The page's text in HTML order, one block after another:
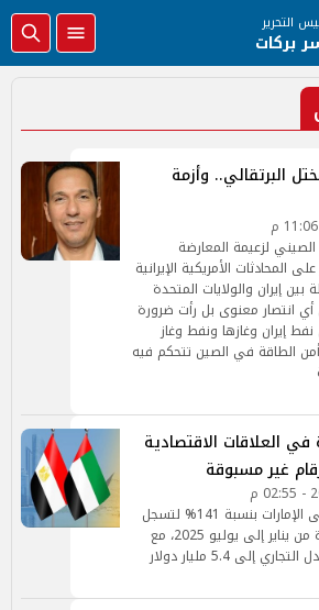
التحرير
بركات
البرتقالي.. وأزمة
لزعيمة المعارضة
المحادثات الأمريكية الإيرانية
بين إيران والولايات المتحدة
أي انتصار معنوى بل رأت ضرورة
إيران وغازها ونفط وغاز
أمن الطاقة في الصين تتحكم فيه
العلاقات الاقتصادية
غير مسبوقة
قفزت الصادرات المصرية إلى الإمارات بنسبة 141% لتسجل
4.1 مليار دولار خلال الفترة من يناير إلى يوليو 2025، مع
إلى 5.4 مليار دولار